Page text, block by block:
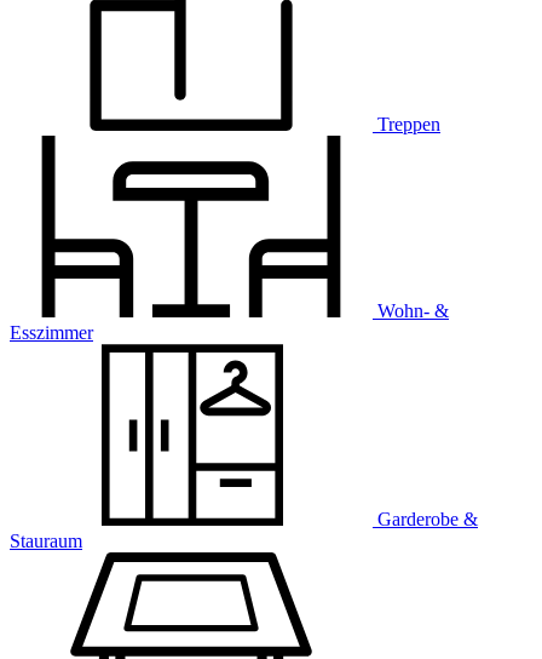
Treppen
Wohn- &
Esszimmer
Garderobe &
Stauraum